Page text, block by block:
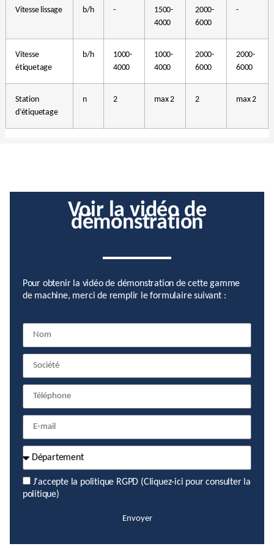
Vitesse lissage b/h -
1500-
4000
2000-
6000
-
Vitesse
étiquetage
b/h
1000-
4000
1000-
4000
2000-
6000
2000-
6000
Station
d’étiquetage
n 2 max 2 2 max 2
Voir la vidéo de
démonstration
Pour obtenir la vidéo de démonstration de cette gamme
de machine, merci de remplir le formulaire suivant :
J'accepte la politique RGPD (Cliquez-ici pour consulter la
politique)
Envoyer